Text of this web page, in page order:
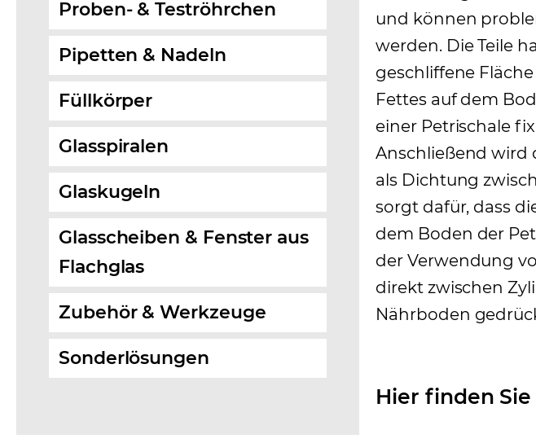
und können
werden. Die Teile
geschliffene
Fettes auf dem
einer Petrischale
Anschließend wird
als Dichtung
sorgt dafür, dass
dem Boden der
der Verwendung
direkt zwischen
Nährboden
Hier finden
Proben- & Teströhrchen
Pipetten & Nadeln
Füllkörper
Glasspiralen
Glaskugeln
Glasscheiben & Fenster aus
Flachglas
Zubehör & Werkzeuge
Sonderlösungen